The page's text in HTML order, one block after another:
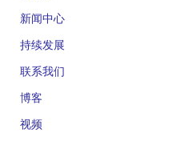
新闻中心
持续发展
联系我们
博客
视频